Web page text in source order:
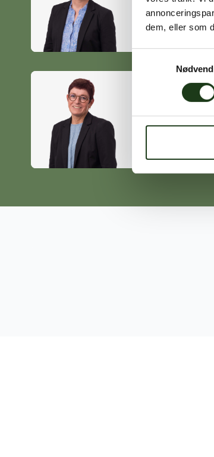
dem, eller som
Samtykkevalg
Holbæk
59 45 10 14
Birgitte Poulsen
Vig